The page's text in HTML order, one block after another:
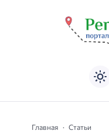
Главная Статьи